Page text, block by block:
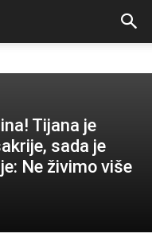
Tijana je
sada je
Ne živimo više